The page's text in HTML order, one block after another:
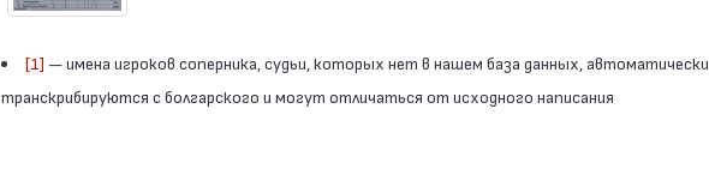
[1] — имена игроков соперника, судьи, которых нет в нашем база данных, автоматически
транскрибируются с болгарского и могут отличаться от исходного написания